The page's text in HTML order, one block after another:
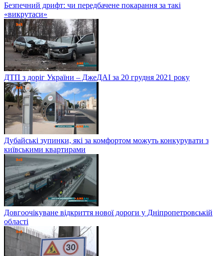
Безпечний дрифт: чи передбачене покарання за такі
«викрутаси»
ДТП з доріг України – ДжеДАІ за 20 грудня 2021 року
Дубайські зупинки, які за комфортом можуть конкурувати з
київськими квартирами
Довгоочікуване відкриття нової дороги у Дніпропетровській
області